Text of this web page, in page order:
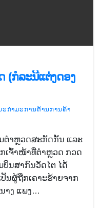
(ກໍລະນີແຕ່ງດອງ
ະກຳມະການຕ້ານການຄ້າ
ຕໍາຫຼວດສະກັດກັ້ນ ແລະ
ເຈົ້າໜ້າທີ່ຕໍາຫຼວດ ກວດ
ບິນສາກົນວັດໄຕ ໄດ້
ນຜູ້ຖືກເຄາະຮ້າຍຈາກ
າງ ແພງ…